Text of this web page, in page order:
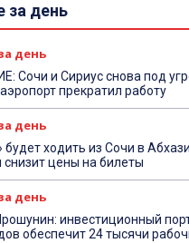
за день
день
Сочи и Сириус снова под
прекратил работу
день
будет ходить из Сочи в
цены на билеты
день
инвестиционный
обеспечит 24 тысячи